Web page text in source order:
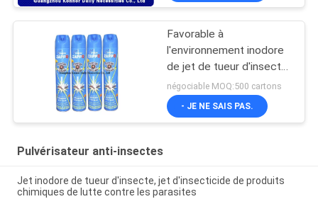
Favorable à
l'environnement inodore
de jet de tueur d'insecte
de produits chimiques de
lutte contre les parasites
négociable MOQ:500 cartons
- JE NE SAIS PAS.
Pulvérisateur anti-insectes
Jet inodore de tueur d'insecte, jet d'insecticide de produits
chimiques de lutte contre les parasites